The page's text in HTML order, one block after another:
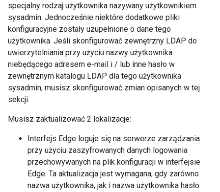
specjalny rodzaj użytkownika nazywany użytkownikiem
sysadmin. Jednocześnie niektóre dodatkowe pliki
konfiguracyjne zostały uzupełnione o dane tego
użytkownika. Jeśli skonfigurować zewnętrzny LDAP do
uwierzytelniania przy użyciu nazwy użytkownika
niebędącego adresem e-mail i / lub inne hasło w
zewnętrznym katalogu LDAP dla tego użytkownika
sysadmin, musisz skonfigurować zmian opisanych w tej
sekcji.
Musisz zaktualizować 2 lokalizacje:
Interfejs Edge loguje się na serwerze zarządzania
przy użyciu zaszyfrowanych danych logowania
przechowywanych na plik konfiguracji w interfejsie
Edge. Ta aktualizacja jest wymagana, gdy zarówno
nazwa użytkownika, jak i nazwa użytkownika hasło